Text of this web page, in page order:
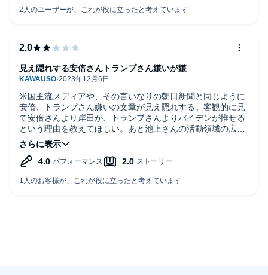
米国主流メディアや、その言いなりの朝日新聞と同じように
安倍、トランプさん嫌いの文章が見え隠れする。客観的に見
て安倍さんより岸田が、トランプさんよりバイデンが推せる
という理由を教えてほしい。あと池上さんの活動領域の広さ
には感心するが手を広げすぎる傾向がある。専門でもない領
域に自分がそこの第一人者みたいな顔で論調したりすること
はやめてほしい。
見え隠れする安倍さんトランプさん嫌いが嫌